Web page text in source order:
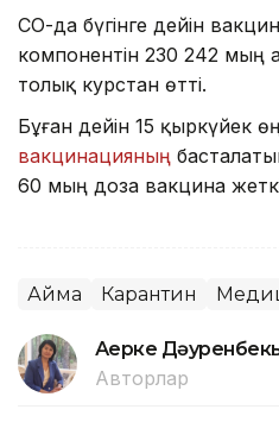
СҚО-да бүгінге дейін
компонентін 230 242 мың
толық курстан өтті.
Бұған дейін 15 қыркүйек
вакцинацияның
60 мың доза вакцина
Аймақ Карантин
Ақерке
Авторлар